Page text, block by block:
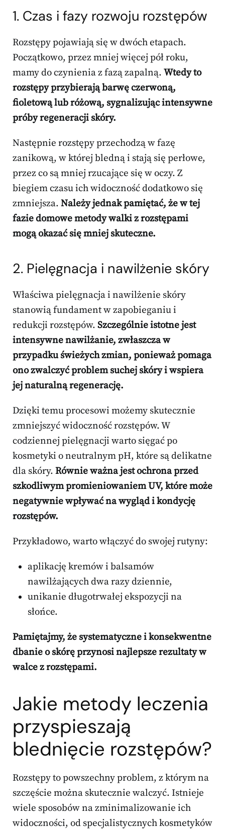
1. Czas i fazy rozwoju rozstępów
Rozstępy pojawiają się w dwóch etapach.
Początkowo, przez mniej więcej pół roku,
mamy do czynienia z fazą zapalną. Wtedy to
rozstępy przybierają barwę czerwoną,
fioletową lub różową, sygnalizując intensywne
próby regeneracji skóry.
Następnie rozstępy przechodzą w fazę
zanikową, w której bledną i stają się perłowe,
przez co są mniej rzucające się w oczy. Z
biegiem czasu ich widoczność dodatkowo się
zmniejsza. Należy jednak pamiętać, że w tej
fazie domowe metody walki z rozstępami
mogą okazać się mniej skuteczne.
2. Pielęgnacja i nawilżenie skóry
Właściwa pielęgnacja i nawilżenie skóry
stanowią fundament w zapobieganiu i
redukcji rozstępów. Szczególnie istotne jest
intensywne nawilżanie, zwłaszcza w
przypadku świeżych zmian, ponieważ pomaga
ono zwalczyć problem suchej skóry i wspiera
jej naturalną regenerację.
Dzięki temu procesowi możemy skutecznie
zmniejszyć widoczność rozstępów. W
codziennej pielęgnacji warto sięgać po
kosmetyki o neutralnym pH, które są delikatne
dla skóry. Równie ważna jest ochrona przed
szkodliwym promieniowaniem UV, które może
negatywnie wpływać na wygląd i kondycję
rozstępów.
Przykładowo, warto włączyć do swojej rutyny:
aplikację kremów i balsamów
nawilżających dwa razy dziennie,
unikanie długotrwałej ekspozycji na
słońce.
Pamiętajmy, że systematyczne i konsekwentne
dbanie o skórę przynosi najlepsze rezultaty w
walce z rozstępami.
Jakie metody leczenia
przyspieszają
blednięcie rozstępów?
Rozstępy to powszechny problem, z którym na
szczęście można skutecznie walczyć. Istnieje
wiele sposobów na zminimalizowanie ich
widoczności, od specjalistycznych kosmetyków